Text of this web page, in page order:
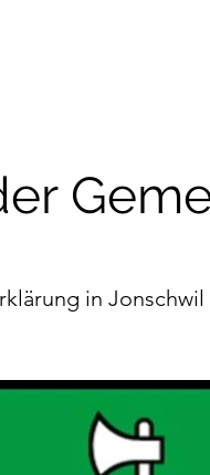
in Jonschwil